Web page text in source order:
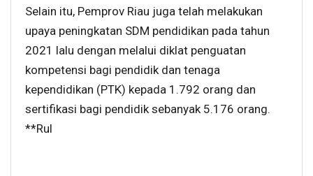
Selain itu, Pemprov Riau juga telah melakukan
upaya peningkatan SDM pendidikan pada tahun
2021 lalu dengan melalui diklat penguatan
kompetensi bagi pendidik dan tenaga
kependidikan (PTK) kepada 1.792 orang dan
sertifikasi bagi pendidik sebanyak 5.176 orang.
**Rul